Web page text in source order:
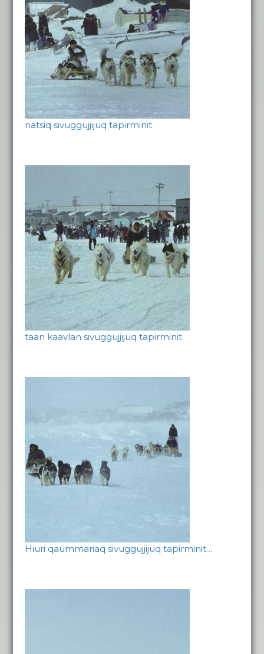
natsiq sivuggujjijuq tapirminit
taan kaavlan sivuggujjijuq tapirminit
Hiuri qaummariaq sivuggujjijuq tapirminit…